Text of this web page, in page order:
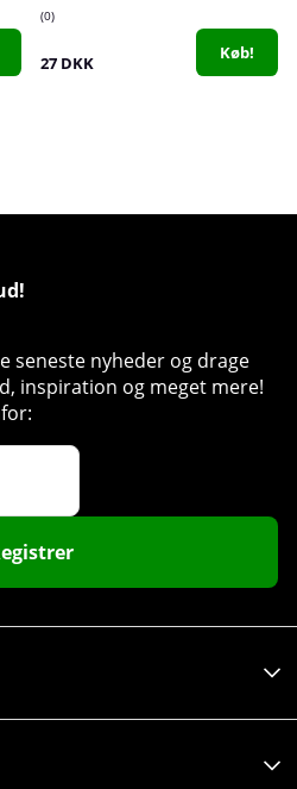
0
27 DKK Køb!
seneste nyheder og drage
inspiration og meget mere!